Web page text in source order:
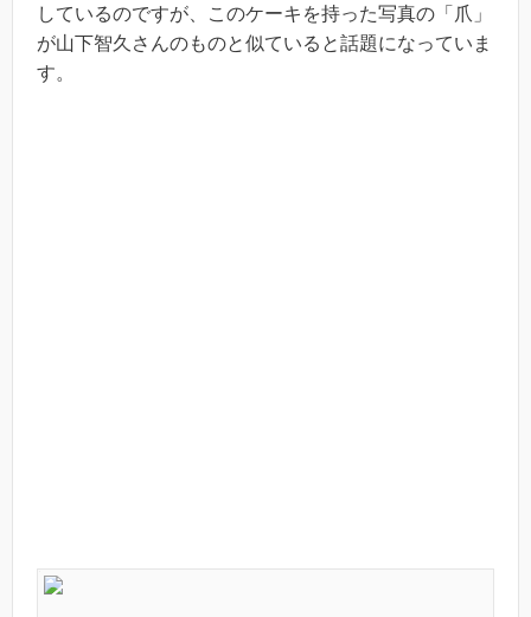
しているのですが、このケーキを持った写真の「爪」
が山下智久さんのものと似ていると話題になっていま
す。